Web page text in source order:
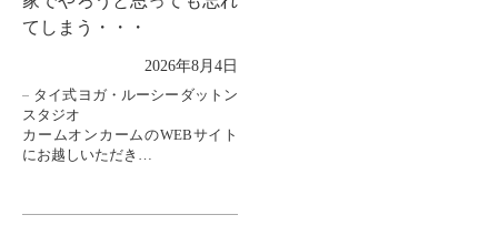
てしまう・・・
2026年8月4日
タイ式ヨガ・ルーシーダットン
スタジオ
カームオンカームのWEBサイト
にお越しいただき
レッスンの合間によくこんなお